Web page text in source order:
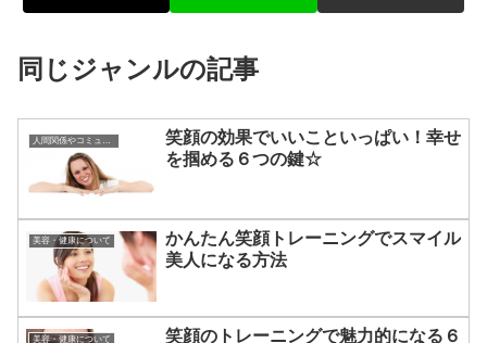
同じジャンルの記事
笑顔の効果でいいこといっぱい！幸せ
を掴める６つの鍵☆
美容・健康について
かんたん笑顔トレーニングでスマイル
美人になる方法
美容・健康について
笑顔のトレーニングで魅力的になる６